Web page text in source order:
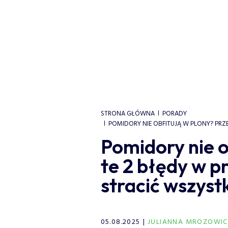
STRONA GŁÓWNA
PORADY
POMIDORY NIE OBFITUJĄ W PLONY?
Pomidory nie
te 2 błędy w
stracić
05.08.2025 JULIANNA